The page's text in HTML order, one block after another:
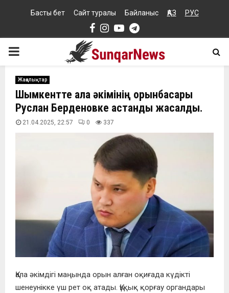
Басты бет Сайт туралы Байланыс ҚАЗ РУС
Facebook
Instagram
YoutubeTelegram
PRIMARY
MENU
Жаңалықтар
Шымкентте қала әкімінің орынбасары
Руслан Берденовке қастандық жасалды.
21.04.2025, 22:57 0 337
Қала әкімдігі маңында орын алған оқиғада күдікті
шенеунікке үш рет оқ атады. Құқық қорғау органдары